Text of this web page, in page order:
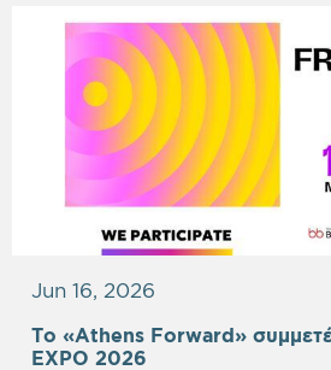
Jun 16, 2026
Το «Athens Forward»
EXPO 2026